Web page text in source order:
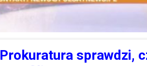
Prokuratura sprawdzi,